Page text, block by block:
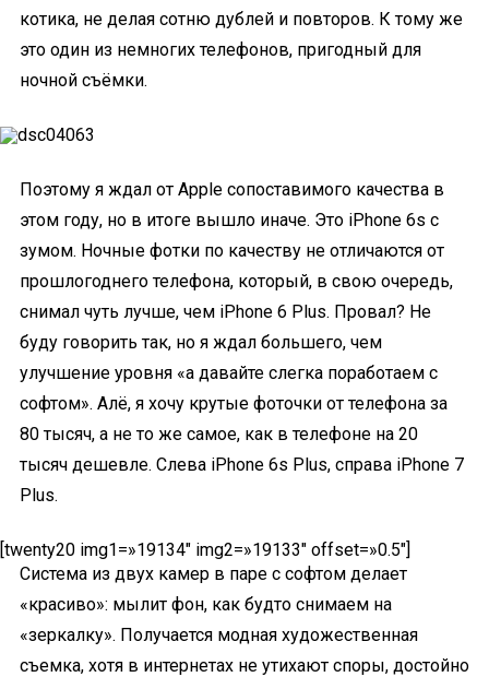
котика, не делая сотню дублей и повторов. К тому же
это один из немногих телефонов, пригодный для
ночной съёмки.
Поэтому я ждал от Apple сопоставимого качества в
этом году, но в итоге вышло иначе. Это iPhone 6s с
зумом. Ночные фотки по качеству не отличаются от
прошлогоднего телефона, который, в свою очередь,
снимал чуть лучше, чем iPhone 6 Plus. Провал? Не
буду говорить так, но я ждал большего, чем
улучшение уровня «а давайте слегка поработаем с
софтом». Алё, я хочу крутые фоточки от телефона за
80 тысяч, а не то же самое, как в телефоне на 20
тысяч дешевле. Слева iPhone 6s Plus, справа iPhone 7
Plus.
[twenty20 img1=»19134″ img2=»19133″ offset=»0.5″]
Система из двух камер в паре с софтом делает
«красиво»: мылит фон, как будто снимаем на
«зеркалку». Получается модная художественная
съемка, хотя в интернетах не утихают споры, достойно